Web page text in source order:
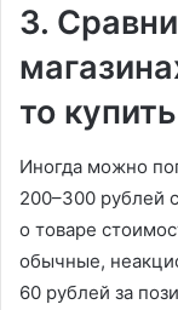
3.
то купить
Иногда можно
200–300 рублей
о товаре
обычные,
60 рублей за